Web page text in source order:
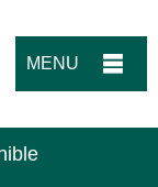
MENU